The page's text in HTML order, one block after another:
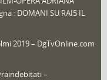
: DOMANI SU RAI5 IL
2019 – DgTvOnline.com
–